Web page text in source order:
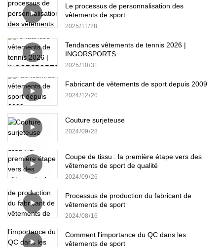
Le processus de personnalisation des
vêtements de sport
2025 11 28
Tendances vêtements de tennis 2026 |
INGORSPORTS
2025 10 31
Fabricant de vêtements de sport depuis 2009
2024 12 20
Couture surjeteuse
2024 09 28
Coupe de tissu : la première étape vers des
vêtements de sport de qualité
2024 09 26
Processus de production du fabricant de
vêtements de sport
2024 08 16
Comment l'importance du QC dans les
vêtements de sport